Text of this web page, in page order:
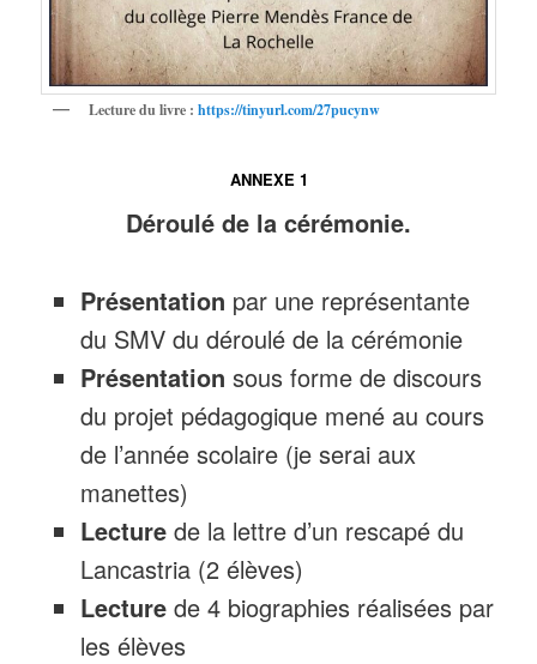
Lecture du livre :https://tinyurl.com/27pucynw
ANNEXE 1
Déroulé de la cérémonie.
Présentation par une représentante
du SMV du déroulé de la cérémonie
Présentation sous forme de discours
du projet pédagogique mené au cours
de l’année scolaire (je serai aux
manettes)
Lecturede la lettre d’un rescapé du
Lancastria (2 élèves)
Lecturede 4 biographies réalisées par
les élèves